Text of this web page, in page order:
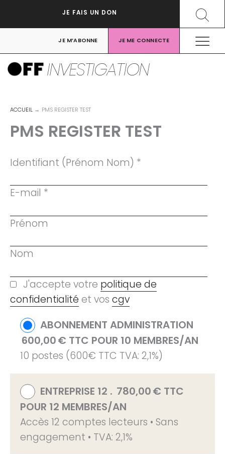
JE FAIS UN DON
JE M’ABONNE JE ME CONNECTE
INVESTIGATION
ACCUEIL PMS REGISTER TEST
PMS REGISTER TEST
Identifiant (Prénom Nom) *
E-mail *
Prénom
Nom
J'accepte votre politique de
confidentialité et vos cgv
ABONNEMENT ADMINISTRATION
600,00€ TTC POUR 10 MEMBRES/AN
10 postes (600€ TTC TVA: 2,1%)
ENTREPRISE 12 . 780,00€ TTC
POUR 12 MEMBRES/AN
Accès 12 comptes lecteurs • Sans
engagement • TVA: 2,1%